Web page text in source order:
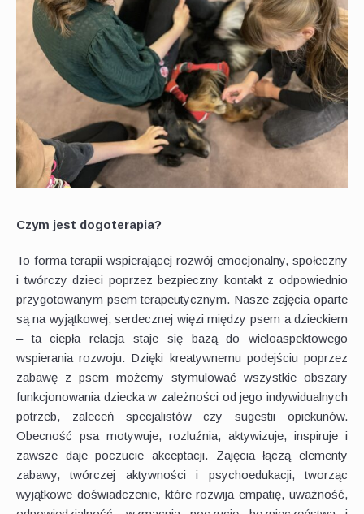
Czym jest dogoterapia?
To forma terapii wspierającej rozwój emocjonalny, społeczny
i twórczy dzieci poprzez bezpieczny kontakt z odpowiednio
przygotowanym psem terapeutycznym. Nasze zajęcia oparte
są na wyjątkowej, serdecznej więzi między psem a dzieckiem
– ta ciepła relacja staje się bazą do wieloaspektowego
wspierania rozwoju. Dzięki kreatywnemu podejściu poprzez
zabawę z psem możemy stymulować wszystkie obszary
funkcjonowania dziecka w zależności od jego indywidualnych
potrzeb, zaleceń specjalistów czy sugestii opiekunów.
Obecność psa motywuje, rozluźnia, aktywizuje, inspiruje i
zawsze daje poczucie akceptacji. Zajęcia łączą elementy
zabawy, twórczej aktywności i psychoedukacji, tworząc
wyjątkowe doświadczenie, które rozwija empatię, uważność,